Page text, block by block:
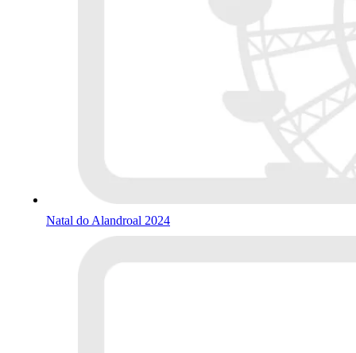
Natal do Alandroal 2024